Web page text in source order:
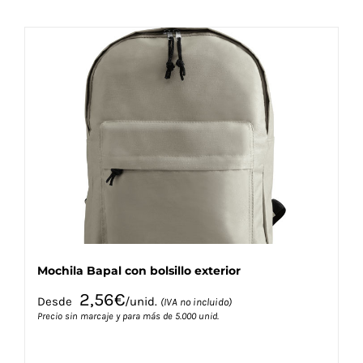
múltiples
variantes.
opciones
la
Mochila Bapal con bolsillo exterior
Desde 2,56€/unid. (IVA no incluido)
Precio sin marcaje y para más de 5.000 unid.